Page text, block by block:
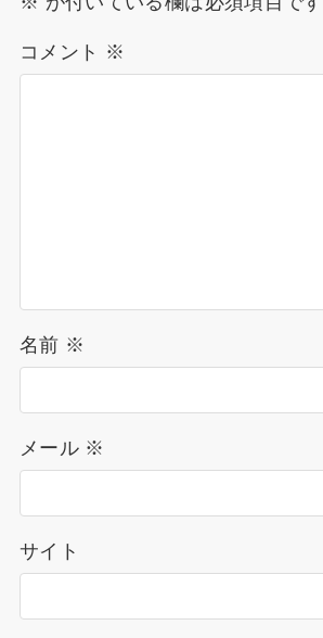
コメント ※
名前 ※
メール ※
サイト